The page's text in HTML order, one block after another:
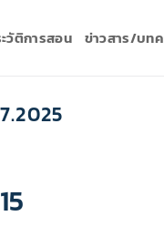
วัติการสอน ข่าวสาร/บท